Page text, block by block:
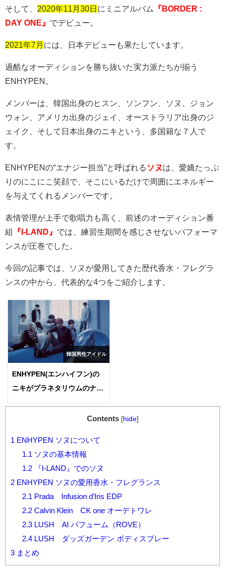
そして、 2020年11月30日 にミニアルバム
『BORDER :
DAY ONE』 でデビュー。
2021年7月 には、日本デビューも果たしています。
過酷なオーディションを勝ち抜いた実力派たちが揃う
ENHYPEN
メンバーは、韓国出身のヒスン、ソンフン、ソヌ、ジョン
ウォン、アメリカ出身のジェイ、オーストラリア出身のジ
ェイク、そして日本出身のニキという、多国籍な７人で
す。
ENHYPENの“エナジー担当”と呼ばれる ソヌは、愛嬌たっぷ
りのにこにこ笑顔で、そこにいるだけで周囲にエネルギー
を与えてくれるメンバーです。
表情管理が上手で歌唱力も高く、前述のオーディション番
組
『I-LAND』 では、練習生期間を感じさせないパフォーマ
ンスが圧巻でした。
今回の記事では、ソヌが愛用してきた歴代香水・フレグラ
ンスの中から、代表的な4つをご紹介します。
韓国男性アイドル
ENHYPEN(エンハイフン)の
ニキがプラネタリウムのナレ
Contents [hide]
1
ENHYPEN ソヌについて
1.1
ソヌの基本情報
1.2『I-LAND』でのソヌ
2 ENHYPEN ソヌの愛用香水・フレグランス
2.1
Prada Infusion d’Iris EDP
2.2Calvin Klein CK one オーデトワレ
2.3LUSH AI パフューム（ROVE）
2.4LUSH ダッズガーデン ボディスプレー
3 まとめ